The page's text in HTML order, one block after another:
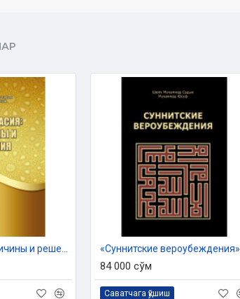
2020 года Комитета по делам
Узбекистан
величия, Который сделал Свою
норм и правил, Свою
последнего пророка
и приветствия Посланнику
адабы и вверил их своей
благонравия, — а также членам
«Суннитские вероубеждения»
84 000 сўм
Саватчага қўшиш